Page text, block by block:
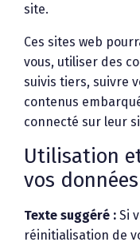
site.
Ces sites web
vous, utiliser des
suivis tiers, suivre
contenus
connecté sur leur
Utilisation
vos
Texte suggéré :Si
réinitialisation de